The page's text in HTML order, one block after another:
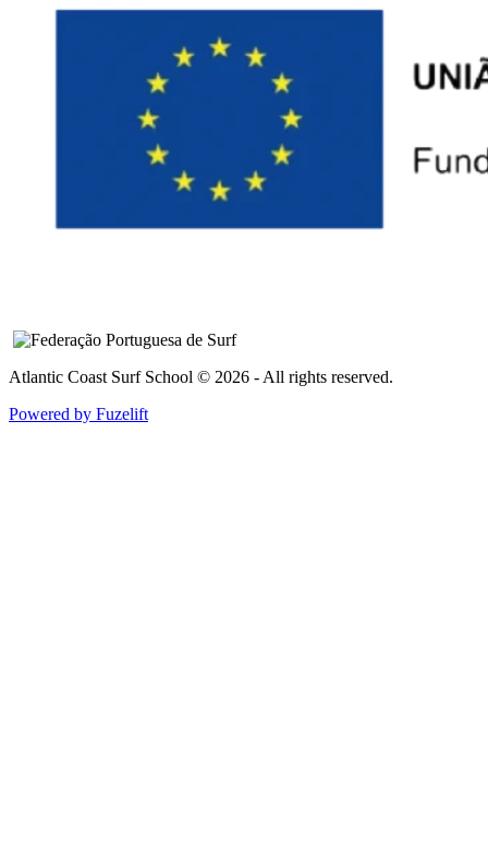
Atlantic Coast Surf School © 2026 - All rights reserved.
Powered by Fuzelift